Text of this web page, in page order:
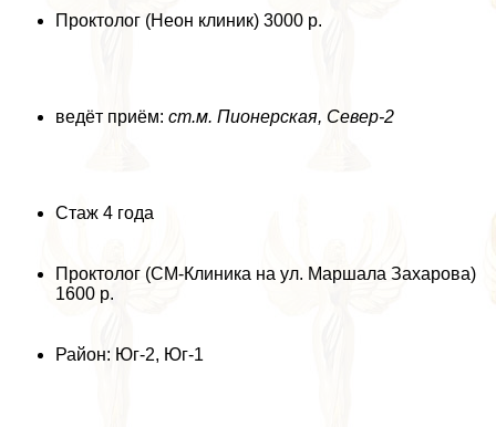
Проктолог (Неон клиник) 3000 р.
ведёт приём: ст.м. Пионерская, Север-2
Стаж 4 года
Проктолог (СМ-Клиника на ул. Маршала Захарова)
1600 р.
Район: Юг-2, Юг-1